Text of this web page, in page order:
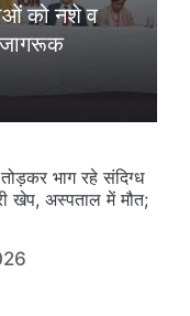
को नशे व
जागरूक
भाग रहे संदिग्ध
खेप, अस्पताल में मौत;